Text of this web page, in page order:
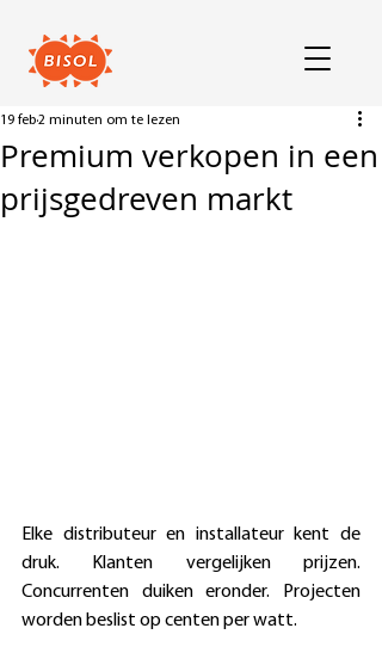
Premium verkopen in een
prijsgedreven markt
19 feb2 minuten om te lezen
Elke distributeur en installateur kent de
druk. Klanten vergelijken prijzen.
Concurrenten duiken eronder. Projecten
worden beslist op centen per watt.